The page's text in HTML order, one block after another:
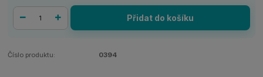
Přidat do košíku
Číslo produktu: 0394